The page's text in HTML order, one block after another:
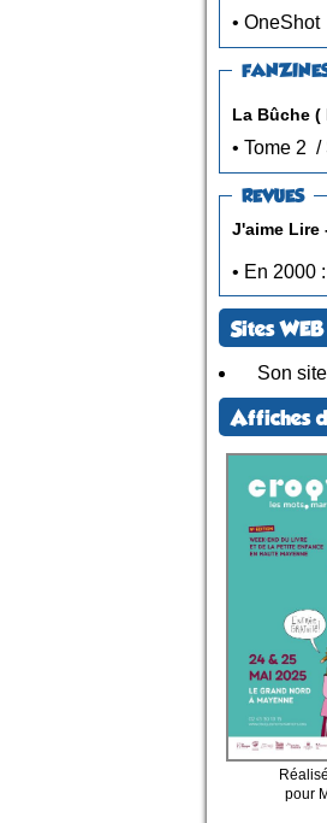
REVUES
J'aime Lire
Sites
Son
Affiches
pour